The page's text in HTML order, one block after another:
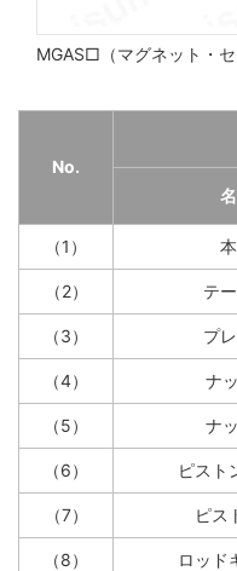
MGAS□（マグネット・セ
No.
（1）
（2） テ
（3） プ
（4） ナ
（5） ナ
（6） ピスト
（7） ピス
（8） ロッド